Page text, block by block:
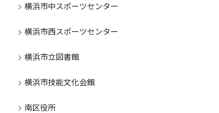
横浜市中スポーツセンター
横浜市西スポーツセンター
横浜市立図書館
横浜市技能文化会館
南区役所